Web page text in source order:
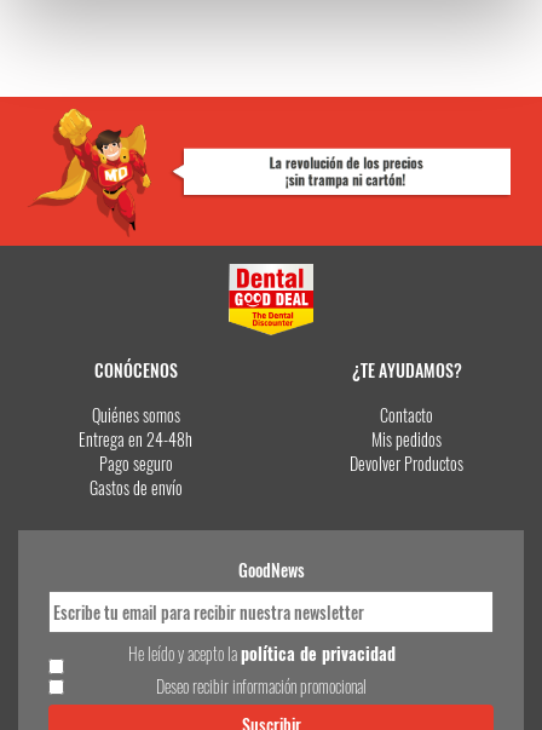
CONÓCENOS
Quiénes somos
Entrega en 24-48h
Pago seguro
Gastos de envío
¿TE AYUDAMOS?
Contacto
Mis pedidos
Devolver Productos
GoodNews
He leído y acepto lapolítica de privacidad
Deseo recibir información promocional